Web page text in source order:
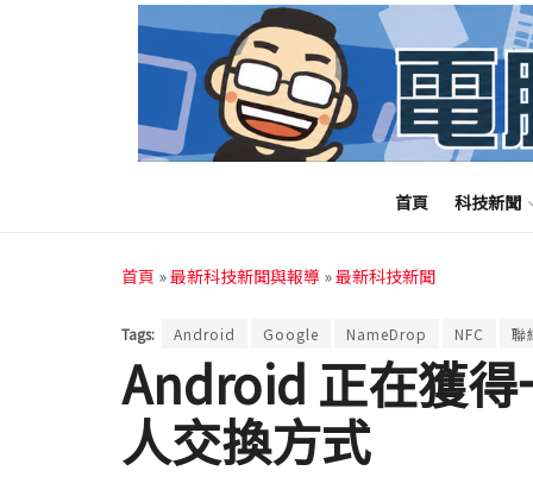
首頁 科技新聞
首頁 »最新科技新聞與報導 »最新科技新聞
Tags: Android Google NameDrop NFC 聯
Android 正在獲
人交換方式